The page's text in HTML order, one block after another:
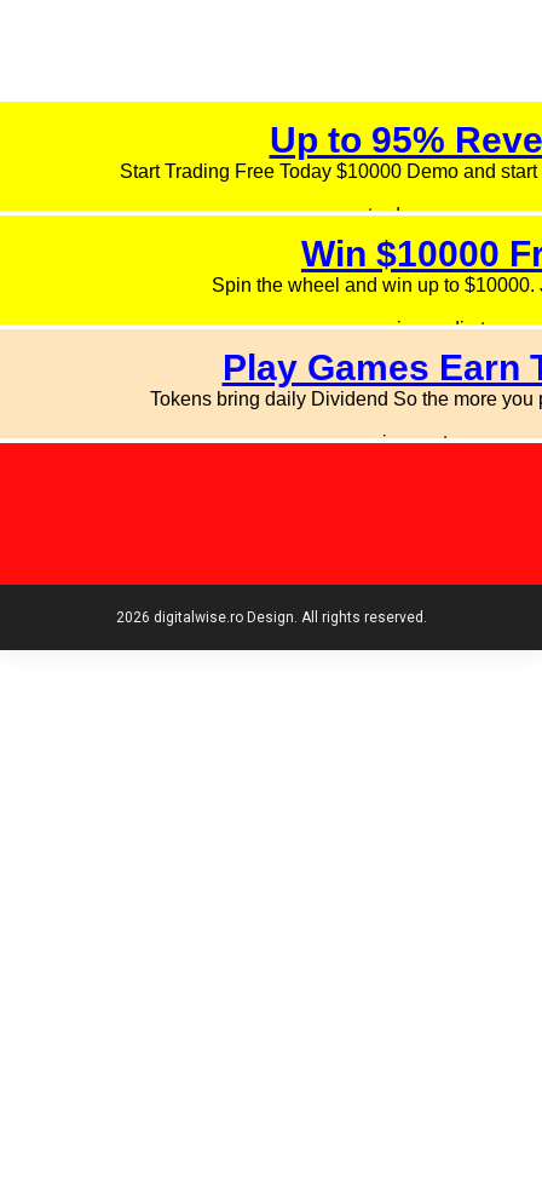
2026 digitalwise.ro Design. All rights reserved.